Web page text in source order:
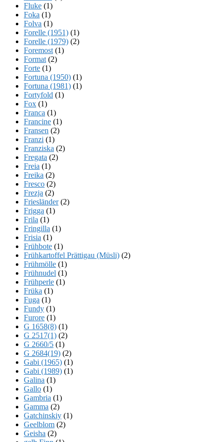
Fluke (1)
Foka (1)
Folva (1)
Forelle (1951) (1)
Forelle (1979) (2)
Foremost (1)
Format (2)
Forte (1)
Fortuna (1950) (1)
Fortuna (1981) (1)
Fortyfold (1)
Fox (1)
Franca (1)
Francine (1)
Fransen (2)
Franzi (1)
Franziska (2)
Fregata (2)
Freia (1)
Freika (2)
Fresco (2)
Frezja (2)
Friesländer(2)
Frigga (1)
Frila (1)
Fringilla (1)
Frisia (1)
Frühbote (1)
Frühkartoffel Prättigau (Müsli) (2)
Frühmölle (1)
Frühnudel (1)
Frühperle (1)
Früka (1)
Fuga (1)
Fundy (1)
Furore (1)
G 1658(8) (1)
G 2517(1) (2)
G 2660/5 (1)
G 2684(19) (2)
Gabi (1965) (1)
Gabi (1989) (1)
Galina (1)
Gallo (1)
Gambria (1)
Gamma (2)
Gatchinskiy (1)
Geelblom (2)
Geisha (2)